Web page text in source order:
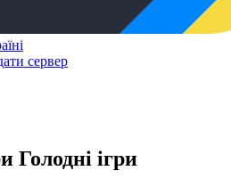
сервер
Голодні ігри